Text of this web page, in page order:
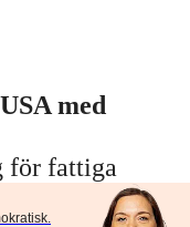
med
för fattiga